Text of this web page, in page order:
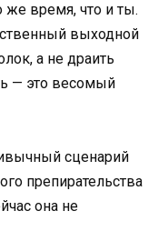
время, что и ты.
выходной
а не драить
— это весомый
сценарий
препирательства
она не